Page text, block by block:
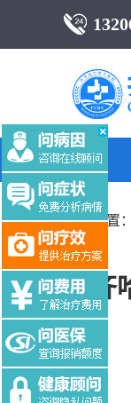
当前位置：
齐齐